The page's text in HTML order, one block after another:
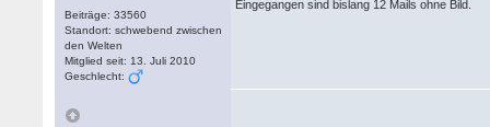
Beiträge: 33560
Standort: schwebend zwischen
den Welten
Mitglied seit: 13. Juli 2010
Geschlecht:
Eingegangen sind bislang 12 Mails ohne Bild.